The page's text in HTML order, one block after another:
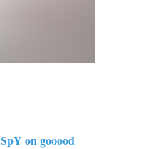
SpY on gooood